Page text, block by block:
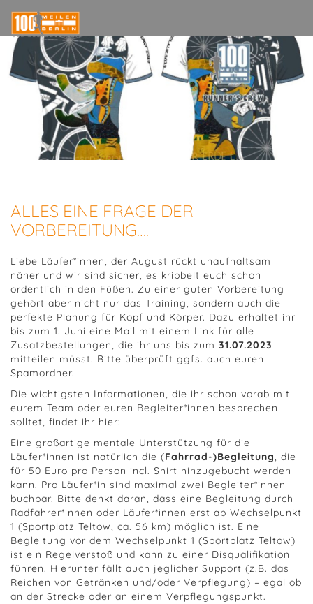
ALLES EINE FRAGE DER
VORBEREITUNG….
Liebe Läufer*innen, der August rückt unaufhaltsam
näher und wir sind sicher, es kribbelt euch schon
ordentlich in den Füßen. Zu einer guten Vorbereitung
gehört aber nicht nur das Training, sondern auch die
perfekte Planung für Kopf und Körper. Dazu erhaltet ihr
bis zum 1. Juni eine Mail mit einem Link für alle
Zusatzbestellungen, die ihr uns bis zum 31.07.2023
mitteilen müsst. Bitte überprüft ggfs. auch euren
Spamordner.
Die wichtigsten Informationen, die ihr schon vorab mit
eurem Team oder euren Begleiter*innen besprechen
solltet, findet ihr hier:
Eine großartige mentale Unterstützung für die
Läufer*innen ist natürlich die (Fahrrad-)Begleitung, die
für 50 Euro pro Person incl. Shirt hinzugebucht werden
kann. Pro Läufer*in sind maximal zwei Begleiter*innen
buchbar. Bitte denkt daran, dass eine Begleitung durch
Radfahrer*innen oder Läufer*innen erst ab Wechselpunkt
1 (Sportplatz Teltow, ca. 56 km) möglich ist. Eine
Begleitung vor dem Wechselpunkt 1 (Sportplatz Teltow)
ist ein Regelverstoß und kann zu einer Disqualifikation
führen. Hierunter fällt auch jeglicher Support (z.B. das
Reichen von Getränken und/oder Verpflegung) – egal ob
an der Strecke oder an einem Verpflegungspunkt.